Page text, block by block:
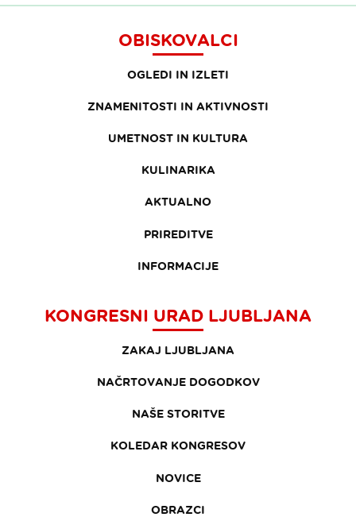
OBISKOVALCI
OGLEDI IN IZLETI
ZNAMENITOSTI IN AKTIVNOSTI
UMETNOST IN KULTURA
KULINARIKA
AKTUALNO
PRIREDITVE
INFORMACIJE
KONGRESNI URAD LJUBLJANA
ZAKAJ LJUBLJANA
NAČRTOVANJE DOGODKOV
NAŠE STORITVE
KOLEDAR KONGRESOV
NOVICE
OBRAZCI